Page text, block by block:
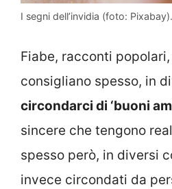
I segni dell’invidia (foto: Pixabay).
Fiabe, racconti
consigliano spesso, in
circondarci di ‘buoni
sincere che tengono
spesso però, in diversi
invece circondati da